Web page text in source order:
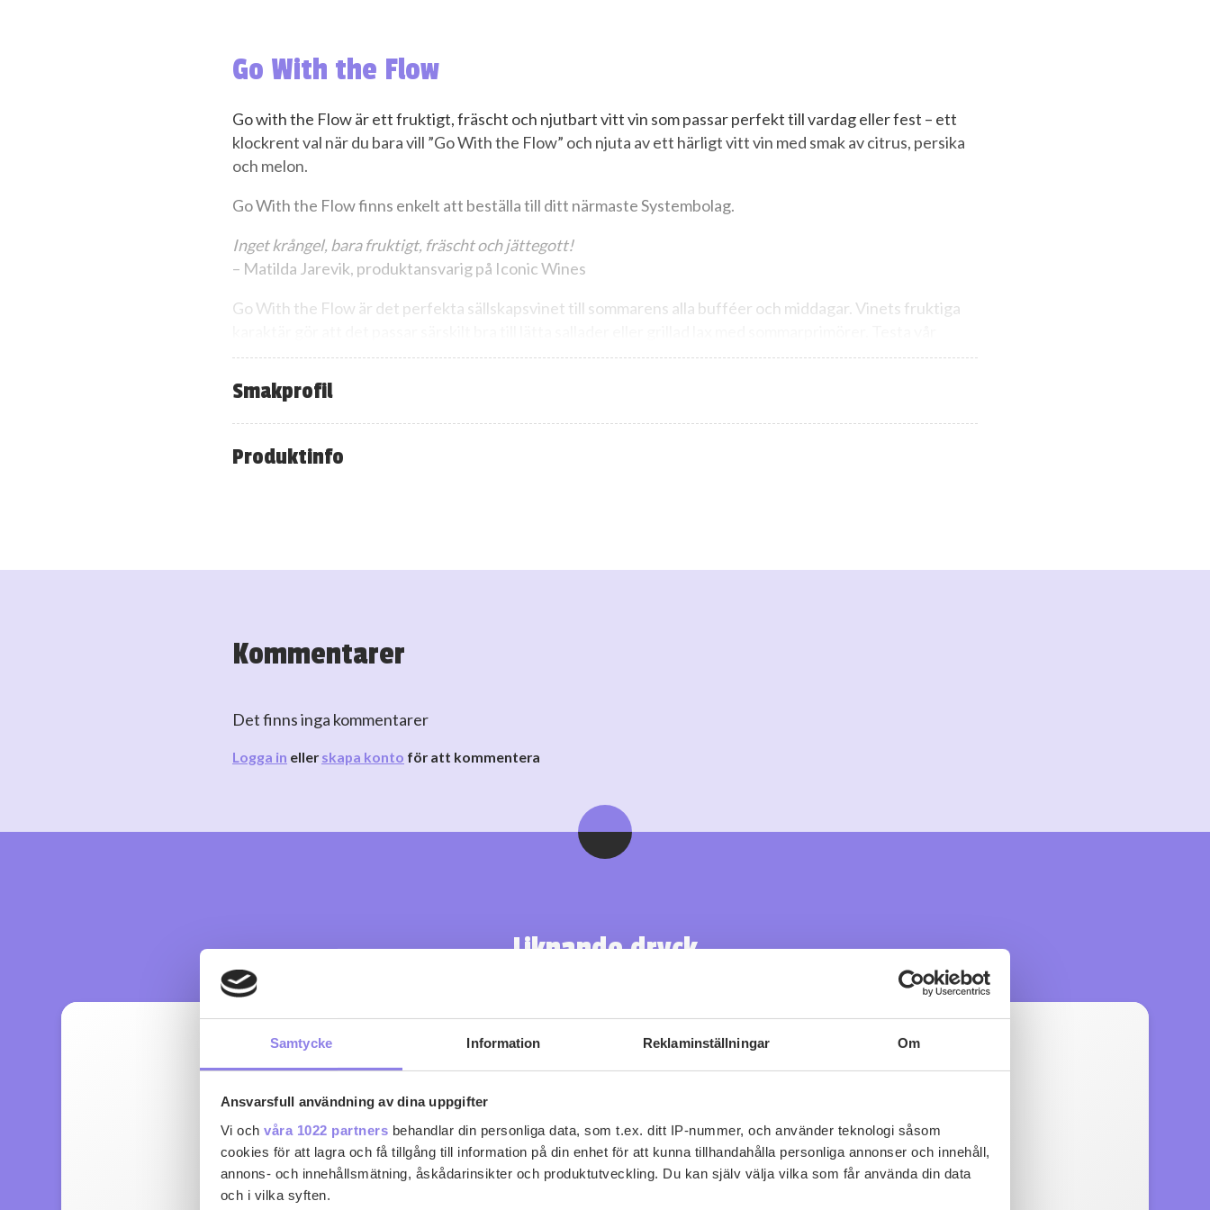
Samtycke Information Reklaminställningar Om
Ansvarsfull användning av dina uppgifter
Vi och våra 1022 partners behandlar din personliga data, som t.ex. ditt IP-nummer, och använder teknologi såsom
cookies för att lagra och få tillgång till information på din enhet för att kunna tillhandahålla personliga annonser och innehåll,
annons- och innehållsmätning, åskådarinsikter och produktutveckling. Du kan själv välja vilka som får använda din data
och i vilka syften.
Go With the Flow
Go with the Flow är ett fruktigt, fräscht och njutbart vitt vin som passar perfekt till vardag eller fest – ett
klockrent val när du bara vill ”Go With the Flow” och njuta av ett härligt vitt vin med smak av citrus, persika
och melon.
Go With the Flow finns enkelt att beställa till ditt närmaste Systembolag.
Inget krångel, bara fruktigt, fräscht och jättegott!
– Matilda Jarevik, produktansvarig på Iconic Wines
Go With the Flow är det perfekta sällskapsvinet till sommarens alla bufféer och middagar. Vinets fruktiga
grillade lax med citron- och vitlöksgrillad blomkål, basilikayoghurt och färskpotatis.
Smakprofil
Produktinfo
Kommentarer
Det finns inga kommentarer
Logga in eller skapa konto för att kommentera
Liknande dryck